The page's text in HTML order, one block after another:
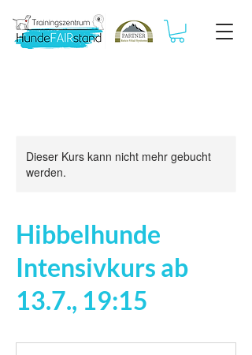
Dieser Kurs kann nicht mehr gebucht
werden.
Hibbelhunde
Intensivkurs ab
13.7., 19:15